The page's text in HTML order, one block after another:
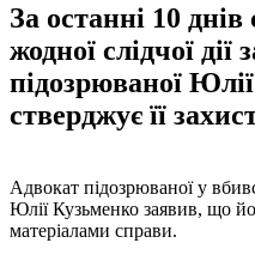
За останні 10
жодної слідчої дії
підозрюваної
стверджує її
Адвокат підозрюваної у
Юлії Кузьменко заявив, що
матеріалами справи.